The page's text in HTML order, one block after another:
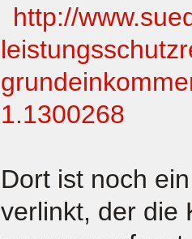
http://
1.1300268
Dort ist noch
verlinkt, der die